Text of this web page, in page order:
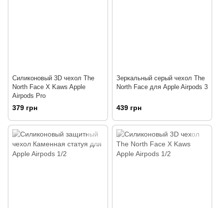
Силиконовый 3D чехол The
North Face X Kaws Apple
Airpods Pro
379 грн
Зеркальный серый чехол The
North Face для Apple Airpods 3
439 грн